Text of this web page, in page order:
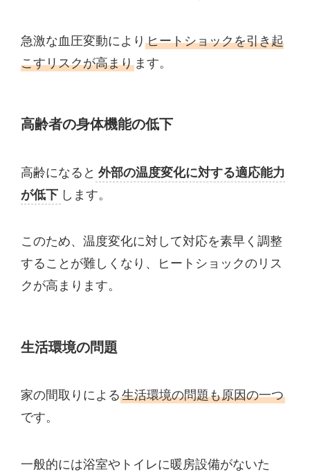
急激な血圧変動により ヒートショックを引き起
こすリスクが高まり ます。
高齢者の身体機能の低下
高齢になると 外部の温度変化に対する適応能力
が低下 します。
このため、温度変化に対して対応を素早く調整
することが難しくなり、ヒートショックのリス
クが高まります。
生活環境の問題
家の間取りによる 生活環境の問題も原因の一つ
です。
一般的には浴室やトイレに暖房設備がないた